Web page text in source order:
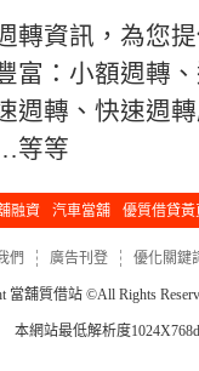
轉資訊，為您
富：小額週轉
週轉、快速週
等等
融資 汽車當舖 優質借貸黃
們 廣告刊登 優化關鍵
當舖質借站 ©All Rights
本網站最低解析度